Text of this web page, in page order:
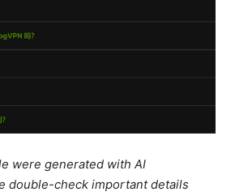
were generated with AI
double-check important details